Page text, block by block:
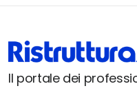
Il portale dei